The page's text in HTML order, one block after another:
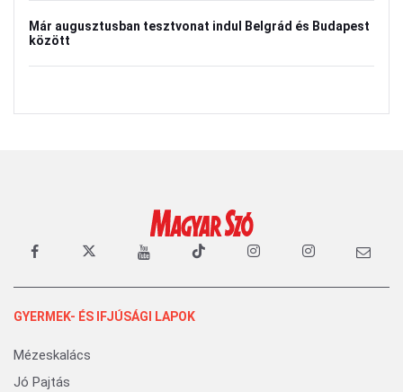
Már augusztusban tesztvonat indul Belgrád és Budapest
között
GYERMEK- ÉS IFJÚSÁGI LAPOK
Mézeskalács
Jó Pajtás